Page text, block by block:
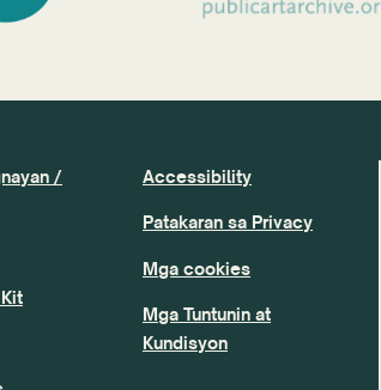
/
Accessibility
Patakaran sa Privacy
Mga cookies
Mga Tuntunin at
Kundisyon